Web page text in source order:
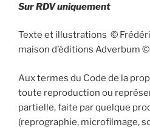
Sur RDV uniquement
Texte et illustrations ©
maison d’éditions Adverbum ©
Aux termes du Code de la
toute reproduction ou
partielle, faite par quelque
(reprographie, microfilmage,